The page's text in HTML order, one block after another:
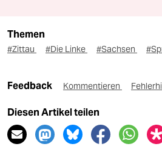
Themen
#Zittau #Die Linke #Sachsen
Feedback Kommentieren
Diesen Artikel teilen